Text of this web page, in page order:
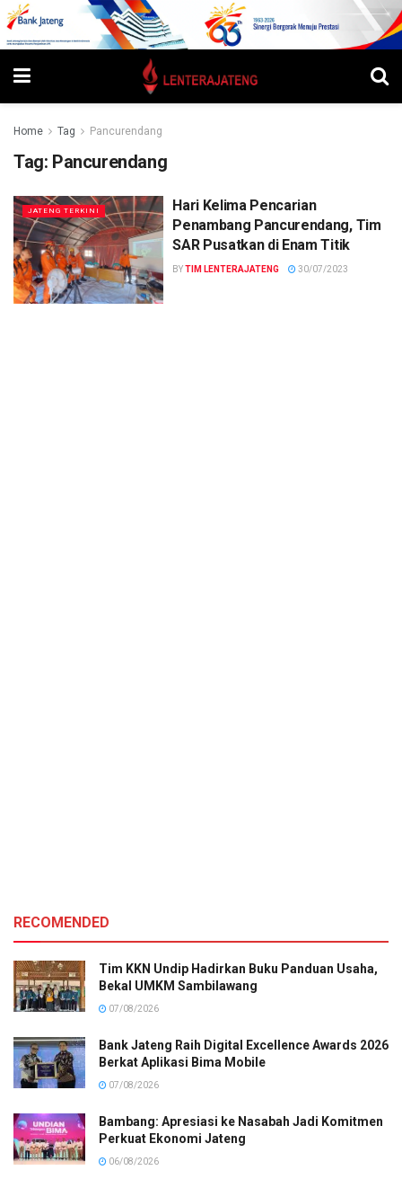
Home Tag Pancurendang
Tag: Pancurendang
JATENG TERKINI
Hari Kelima Pencarian
Penambang Pancurendang, Tim
SAR Pusatkan di Enam Titik
BYTIM LENTERAJATENG 30/07/2023
RECOMENDED
Tim KKN Undip Hadirkan Buku Panduan Usaha,
Bekal UMKM Sambilawang
07/08/2026
Bank Jateng Raih Digital Excellence Awards 2026
Berkat Aplikasi Bima Mobile
07/08/2026
Bambang: Apresiasi ke Nasabah Jadi Komitmen
Perkuat Ekonomi Jateng
06/08/2026